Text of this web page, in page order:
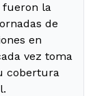
fueron la
de
en
vez toma
cobertura